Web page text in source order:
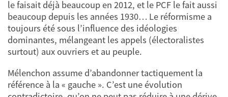
le faisait déjà beaucoup en 2012, et le PCF le fait aussi
beaucoup depuis les années 1930… Le réformisme a
toujours été sous l’influence des idéologies
dominantes, mélangeant les appels (électoralistes
surtout) aux ouvriers et au peuple.
Mélenchon assume d’abandonner tactiquement la
référence à la « gauche ». C’est une évolution